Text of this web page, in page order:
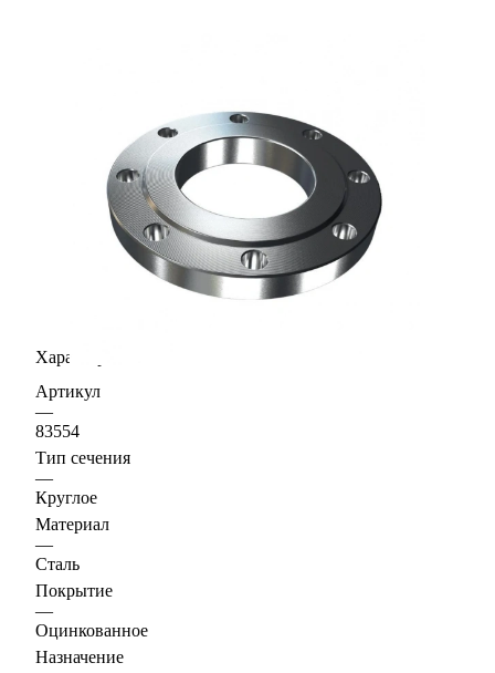
Характеристики
Артикул
—
83554
Тип сечения
—
Круглое
Материал
—
Сталь
Покрытие
—
Оцинкованное
Назначение